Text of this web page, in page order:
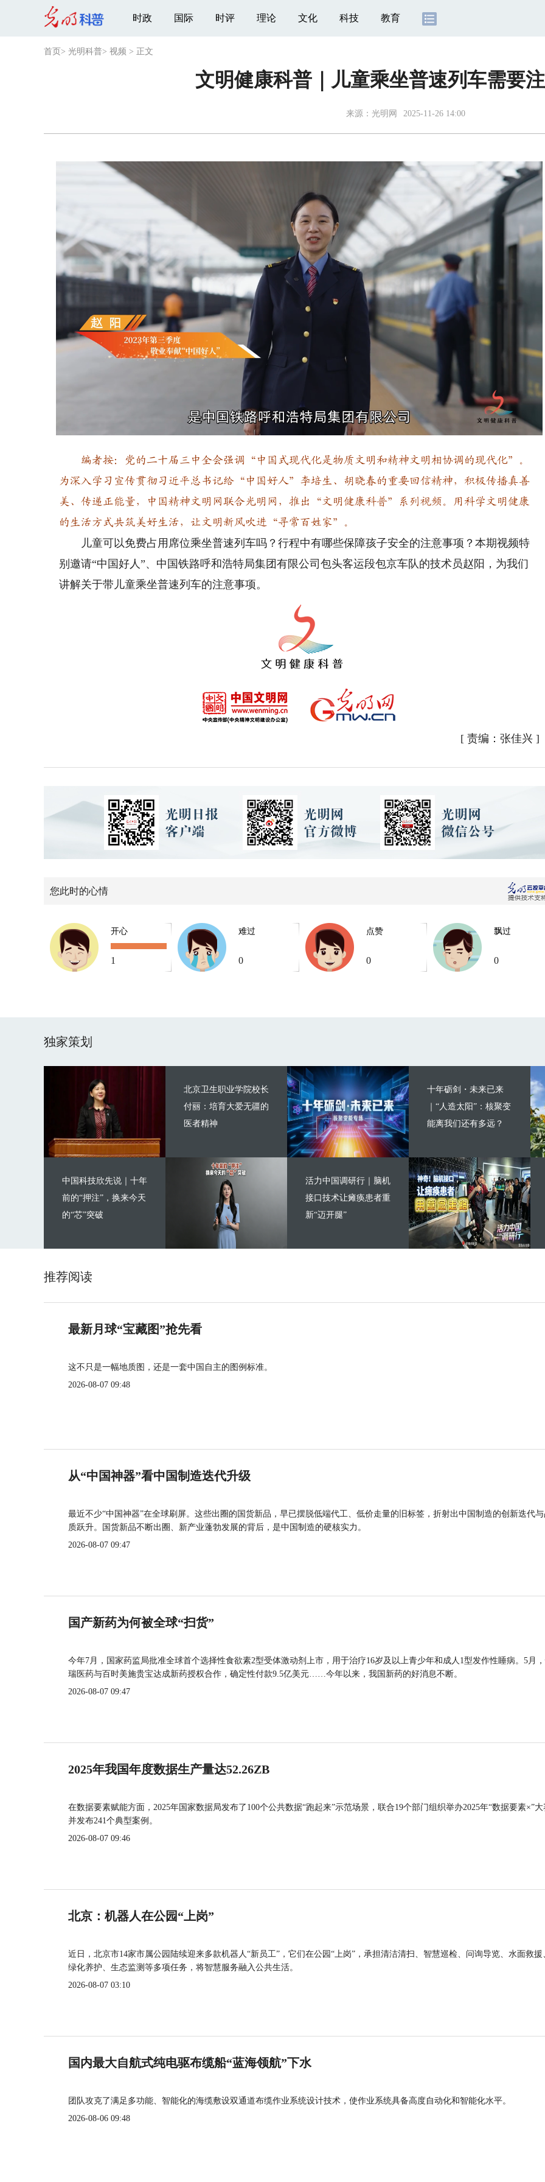
时政 国际 时评 理论 文化 科技 教育
首页 > 光明科普> 视频 > 正文
文明健康科普｜儿童乘坐普速列车需要
来源： 光明网 2025-11-26 14:00
17.51%
Rate
编者按：党的二十届三中全会强调“中国式现代化是物质文明和精神文明相协调的现代化”。
为深入学习宣传贯彻习近平总书记给“中国好人”李培生、胡晓春的重要回信精神，积极传播真善
美、传递正能量，中国精神文明网联合光明网，推出“文明健康科普”系列视频。用科学文明健康
的生活方式共筑美好生活，让文明新风吹进“寻常百姓家”。
儿童可以免费占用席位乘坐普速列车吗？行程中有哪些保障孩子安全的注意事项？本期视频特
别邀请“中国好人”、中国铁路呼和浩特局集团有限公司包头客运段包京车队的技术员赵阳，为我们
讲解关于带儿童乘坐普速列车的注意事项。
[ 责编：张佳兴 ]
您此时的心情
开心
1
难过
0
点赞
0
飘过
0
独家策划
北京卫生职业学院校长
付丽：培育大爱无疆的
医者精神
中国科技欣先说｜十年
前的“押注”，换来今天
的“芯”突破
十年砺剑・未来已来
｜“人造太阳”：核聚变
能离我们还有多远？
活力中国调研行｜脑机
接口技术让瘫痪患者重
新“迈开腿”
推荐阅读
最新月球“宝藏图”抢先看
这不只是一幅地质图，还是一套中国自主的图例标准。
2026-08-07 09:48
从“中国神器”看中国制造迭代升级
最近不少“中国神器”在全球刷屏。这些出圈的国货新品，早已摆脱低端代工、低价走量的旧标签，折射出中国制造的创新迭代
质跃升。国货新品不断出圈、新产业蓬勃发展的背后，是中国制造的硬核实力。
2026-08-07 09:47
国产新药为何被全球“扫货”
今年7月，国家药监局批准全球首个选择性食欲素2型受体激动剂上市，用于治疗16岁及以上青少年和成人1型发作性睡病。5月
瑞医药与百时美施贵宝达成新药授权合作，确定性付款9.5亿美元……今年以来，我国新药的好消息不断。
2026-08-07 09:47
2025年我国年度数据生产量达52.26ZB
在数据要素赋能方面，2025年国家数据局发布了100个公共数据“跑起来”示范场景，联合19个部门组织举办2025年“数据要素×”大
并发布241个典型案例。
2026-08-07 09:46
北京：机器人在公园“上岗”
近日，北京市14家市属公园陆续迎来多款机器人“新员工”，它们在公园“上岗”，承担清洁清扫、智慧巡检、问询导览、水面救援
绿化养护、生态监测等多项任务，将智慧服务融入公共生活。
2026-08-07 03:10
国内最大自航式纯电驱布缆船“蓝海领航”下水
团队攻克了满足多功能、智能化的海缆敷设双通道布缆作业系统设计技术，使作业系统具备高度自动化和智能化水平。
2026-08-06 09:48